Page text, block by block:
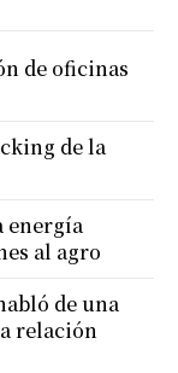
de oficinas
de la
energía
al agro
de una
relación